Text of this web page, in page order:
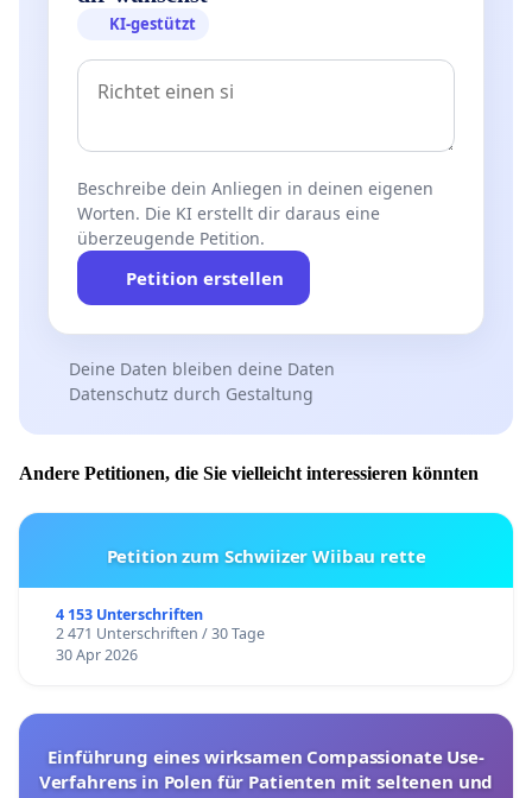
KI-gestützt
Beschreibe dein Anliegen in deinen eigenen
Worten. Die KI erstellt dir daraus eine
überzeugende Petition.
Petition erstellen
Deine Daten bleiben deine Daten
Datenschutz durch Gestaltung
Andere Petitionen, die Sie vielleicht interessieren könnten
Petition zum Schwiizer Wiibau rette
4 153 Unterschriften
2 471 Unterschriften / 30 Tage
30 Apr 2026
Einführung eines wirksamen Compassionate Use-
Verfahrens in Polen für Patienten mit seltenen und